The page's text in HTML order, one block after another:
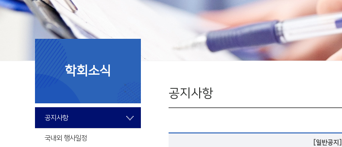
Mission & Vision
학회연혁
50년사
임원진
국제교류
회칙
추계학술대회
SIDDS
KDDW
APDW
공지사항
학회소식
공지사항
국내외 행사일정
[일반공